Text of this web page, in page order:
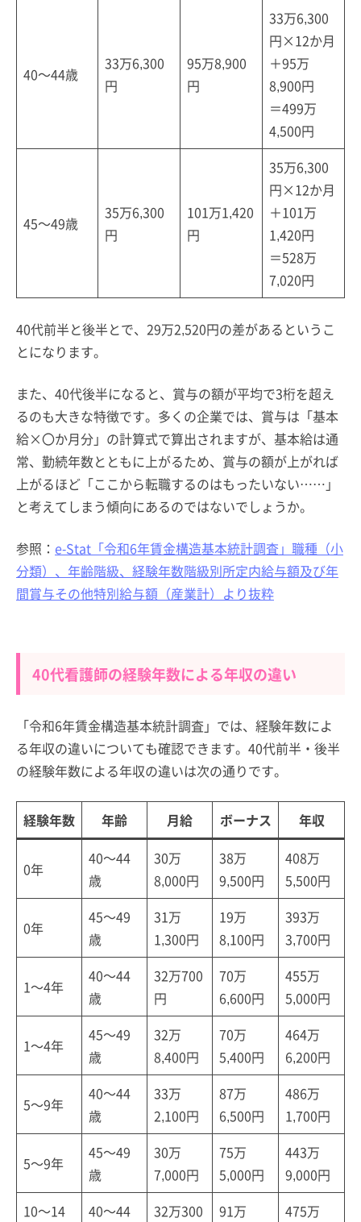
40～44歳
33万6,300
円
95万8,900
円
33万6,300
円×12か月
＋95万
8,900円
＝499万
4,500円
45～49歳
35万6,300
円
101万1,420
円
35万6,300
円×12か月
＋101万
1,420円
＝528万
7,020円
40代前半と後半とで、29万2,520円の差があるというこ
とになります。
また、40代後半になると、賞与の額が平均で3桁を超え
るのも大きな特徴です。多くの企業では、賞与は「基本
給×〇か月分」の計算式で算出されますが、基本給は通
常、勤続年数とともに上がるため、賞与の額が上がれば
上がるほど「ここから転職するのはもったいない……」
と考えてしまう傾向にあるのではないでしょうか。
参照： e-Stat「令和6年賃金構造基本統計調査」職種（小
分類）、年齢階級、経験年数階級別所定内給与額及び年
間賞与その他特別給与額（産業計）より抜粋
40代看護師の経験年数による年収の違い
「令和6年賃金構造基本統計調査」では、経験年数によ
る年収の違いについても確認できます。40代前半・後半
の経験年数による年収の違いは次の通りです。
経験年数 年齢 月給 ボーナス 年収
0年
40～44
歳
30万
8,000円
38万
9,500円
408万
5,500円
0年
45～49
歳
31万
1,300円
19万
8,100円
393万
3,700円
1～4年
40～44
歳
32万700
円
70万
6,600円
455万
5,000円
1～4年
45～49
歳
32万
8,400円
70万
5,400円
464万
6,200円
5～9年
40～44
歳
33万
2,100円
87万
6,500円
486万
1,700円
5～9年
45～49
歳
30万
7,000円
75万
5,000円
443万
9,000円
10～14
40～44
32万300
91万
475万